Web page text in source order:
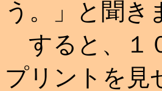
う。」と聞き
すると、１
プリントを見